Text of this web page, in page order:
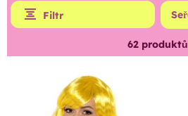
Filtr
62 produktů